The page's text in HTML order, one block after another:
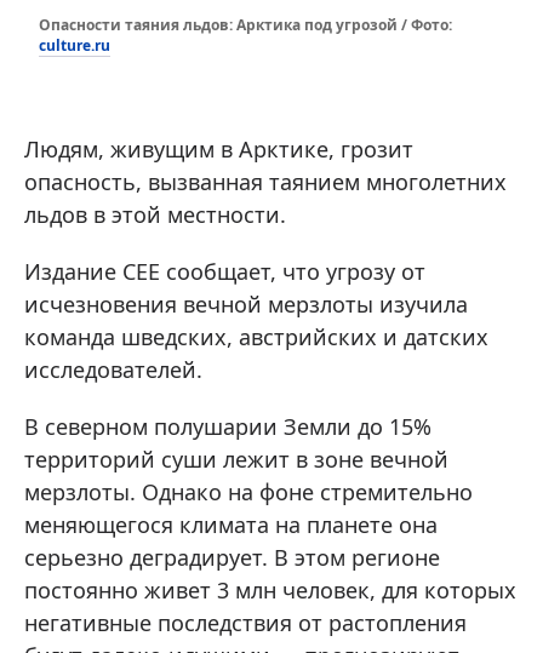
Опасности таяния льдов: Арктика под угрозой / Фото:
culture.ru
Людям, живущим в Арктике, грозит
опасность, вызванная таянием многолетних
льдов в этой местности.
Издание CEE сообщает, что угрозу от
исчезновения вечной мерзлоты изучила
команда шведских, австрийских и датских
исследователей.
В северном полушарии Земли до 15%
территорий суши лежит в зоне вечной
мерзлоты. Однако на фоне стремительно
меняющегося климата на планете она
серьезно деградирует. В этом регионе
постоянно живет 3 млн человек, для которых
негативные последствия от растопления